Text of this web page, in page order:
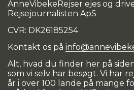
AnneVibekeRejser ejes og
Rejsejournalisten ApS
CVR: DK26185254
Kontakt os på
Alt, hvad du finder her på
som vi selv har besøgt. Vi har
år i over 100 lande på mange